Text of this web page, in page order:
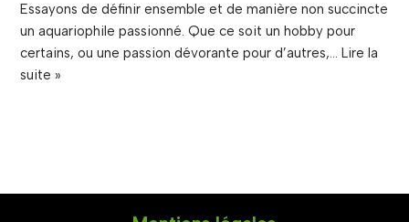
Essayons de définir ensemble et de manière non succincte
un aquariophile passionné. Que ce soit un hobby pour
certains, ou une passion dévorante pour d’autres,… Lire la
suite »